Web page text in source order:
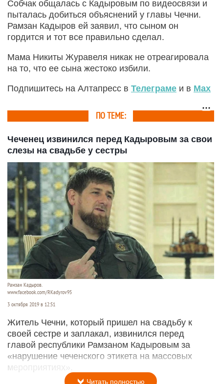
Собчак общалась с Кадыровым по видеосвязи и
пыталась добиться объяснений у главы Чечни.
Рамзан Кадыров ей заявил, что сыном он
гордится и тот все правильно сделал.
Мама Никиты Журавеля никак не отреагировала
на то, что ее сына жестоко избили.
Подпишитесь на Алтапресс в Телеграме и в Max
ПО ТЕМЕ:
Чеченец извинился перед Кадыровым за свои
слезы на свадьбе у сестры
Рамзан Кадыров.
www.facebook.com/RKadyrov95
3 октября 2019 в 12:51
Житель Чечни, который пришел на свадьбу к
своей сестре и заплакал, извинился перед
главой республики Рамзаном Кадыровым за
«нарушение чеченского этикета на массовых
мероприятиях».
Читать полностью